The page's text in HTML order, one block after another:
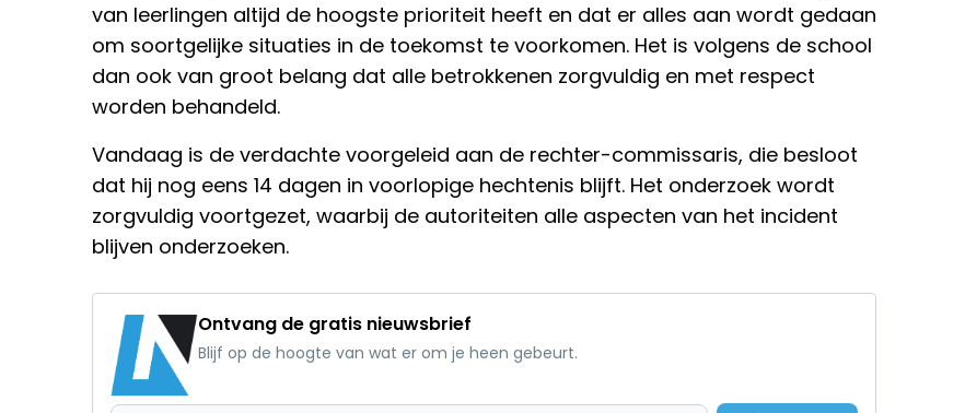
van leerlingen altijd de hoogste prioriteit heeft en dat er alles aan wordt gedaan
om soortgelijke situaties in de toekomst te voorkomen. Het is volgens de school
dan ook van groot belang dat alle betrokkenen zorgvuldig en met respect
worden behandeld.
Vandaag is de verdachte voorgeleid aan de rechter-commissaris, die besloot
dat hij nog eens 14 dagen in voorlopige hechtenis blijft. Het onderzoek wordt
zorgvuldig voortgezet, waarbij de autoriteiten alle aspecten van het incident
blijven onderzoeken.
Ontvang de gratis nieuwsbrief
Blijf op de hoogte van wat er om je heen gebeurt.